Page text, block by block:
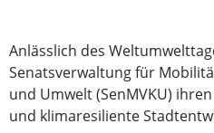
Anlässlich des
Senatsverwaltung für
und Umwelt (SenMVKU)
und klimaresiliente